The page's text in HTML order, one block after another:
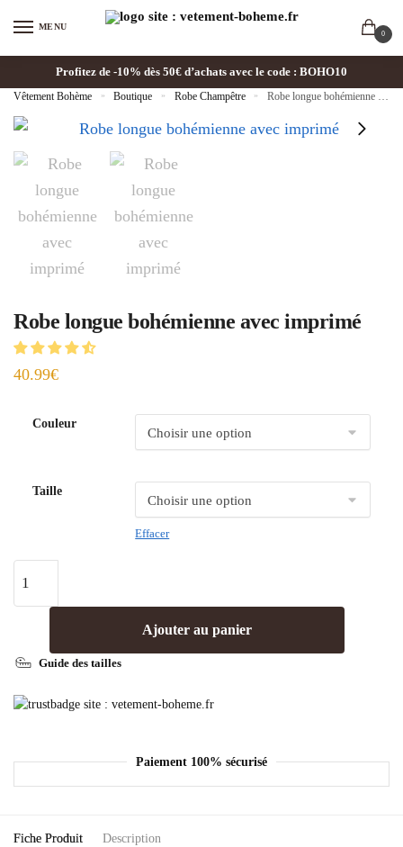
MENU
0
Profitez de -10% dès 50€ d’achats avec le code : BOHO10
Vêtement Bohème » Boutique » Robe Champêtre » Robe longue bohémienne avec imprimé
Robe longue bohémienne avec imprimé
40.99€
Couleur
Taille
Effacer
Ajouter au panier
Guide des tailles
Paiement 100% sécurisé
Fiche Produit Description